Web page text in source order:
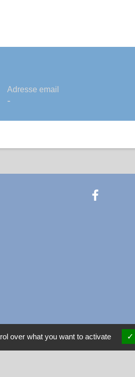
Adresse email
-
over what you want to activate